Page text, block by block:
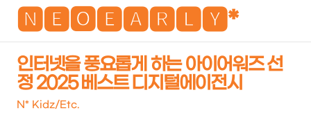
🅽🅴🅾🅴🅰🆁🅻🆈*
인터넷을 풍요롭게 하는 아이어워즈 선
정 2025 베스트 디지털에이전시
N* Kidz/Etc.